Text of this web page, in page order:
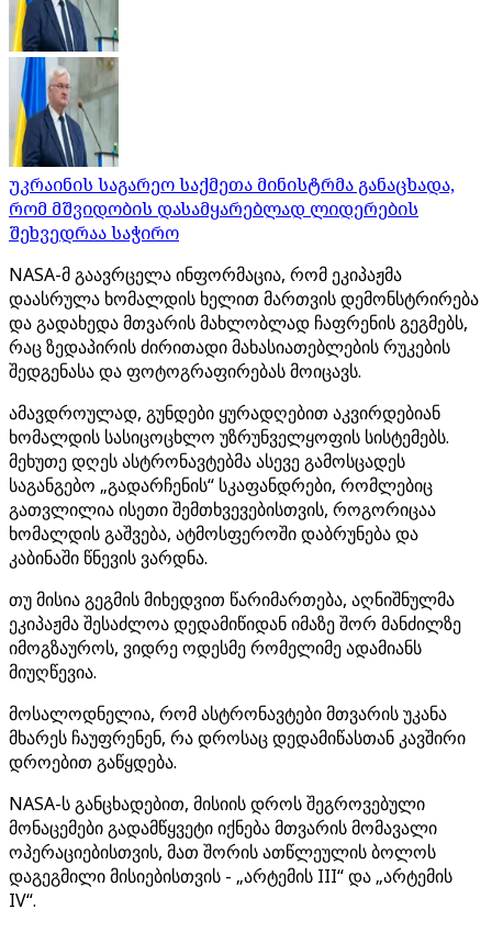
უკრაინის საგარეო საქმეთა მინისტრმა განაცხადა,
რომ მშვიდობის დასამყარებლად ლიდერების
შეხვედრაა საჭირო
NASA-მ გაავრცელა ინფორმაცია, რომ ეკიპაჟმა
დაასრულა ხომალდის ხელით მართვის დემონსტრირება
და გადახედა მთვარის მახლობლად ჩაფრენის გეგმებს,
რაც ზედაპირის ძირითადი მახასიათებლების რუკების
შედგენასა და ფოტოგრაფირებას მოიცავს.
ამავდროულად, გუნდები ყურადღებით აკვირდებიან
ხომალდის სასიცოცხლო უზრუნველყოფის სისტემებს.
მეხუთე დღეს ასტრონავტებმა ასევე გამოსცადეს
საგანგებო „გადარჩენის“ სკაფანდრები, რომლებიც
გათვლილია ისეთი შემთხვევებისთვის, როგორიცაა
ხომალდის გაშვება, ატმოსფეროში დაბრუნება და
კაბინაში წნევის ვარდნა.
თუ მისია გეგმის მიხედვით წარიმართება, აღნიშნულმა
ეკიპაჟმა შესაძლოა დედამიწიდან იმაზე შორ მანძილზე
იმოგზაუროს, ვიდრე ოდესმე რომელიმე ადამიანს
მიუღწევია.
მოსალოდნელია, რომ ასტრონავტები მთვარის უკანა
მხარეს ჩაუფრენენ, რა დროსაც დედამიწასთან კავშირი
დროებით გაწყდება.
NASA-ს განცხადებით, მისიის დროს შეგროვებული
მონაცემები გადამწყვეტი იქნება მთვარის მომავალი
ოპერაციებისთვის, მათ შორის ათწლეულის ბოლოს
დაგეგმილი მისიებისთვის - „არტემის III“ და „არტემის
IV“.